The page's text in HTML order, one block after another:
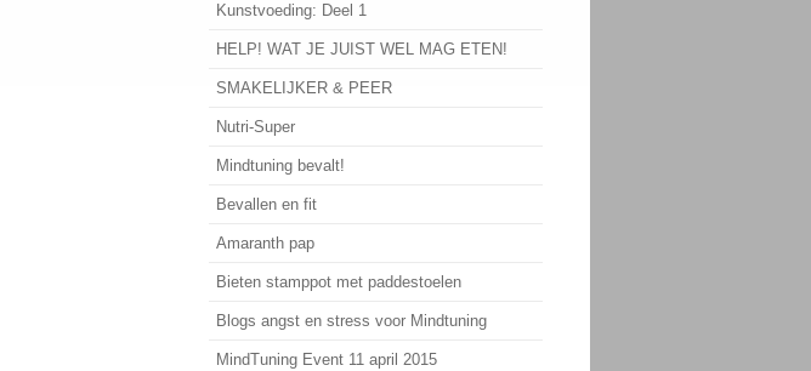
Kunstvoeding: Deel 1
HELP! WAT JE JUIST WEL MAG ETEN!
SMAKELIJKER & PEER
Nutri-Super
Mindtuning bevalt!
Bevallen en fit
Amaranth pap
Bieten stamppot met paddestoelen
Blogs angst en stress voor Mindtuning
MindTuning Event 11 april 2015